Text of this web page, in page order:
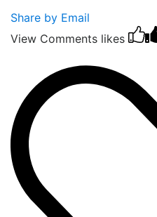
Share by Email
View Comments likes